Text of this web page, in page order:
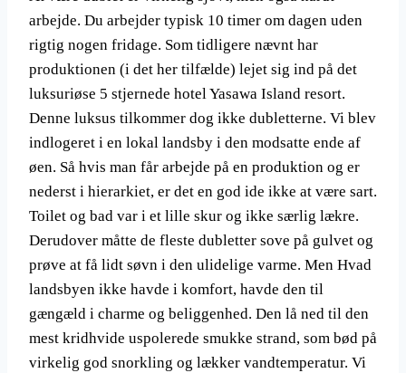
arbejde. Du arbejder typisk 10 timer om dagen uden
rigtig nogen fridage. Som tidligere nævnt har
produktionen (i det her tilfælde) lejet sig ind på det
luksuriøse 5 stjernede hotel Yasawa Island resort.
Denne luksus tilkommer dog ikke dubletterne. Vi blev
indlogeret i en lokal landsby i den modsatte ende af
øen. Så hvis man får arbejde på en produktion og er
nederst i hierarkiet, er det en god ide ikke at være sart.
Toilet og bad var i et lille skur og ikke særlig lækre.
Derudover måtte de fleste dubletter sove på gulvet og
prøve at få lidt søvn i den ulidelige varme. Men Hvad
landsbyen ikke havde i komfort, havde den til
gængæld i charme og beliggenhed. Den lå ned til den
mest kridhvide uspolerede smukke strand, som bød på
virkelig god snorkling og lækker vandtemperatur. Vi